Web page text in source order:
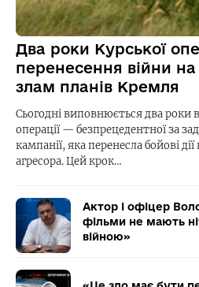
Два роки Курської
перенесення війни
злам планів Кремля
Сьогодні виповнюється два роки
операції — безпрецедентної за
кампанії, яка перенесла бойові
агресора. Цей крок…
Актор і офіцер
фільми не мають
війною»